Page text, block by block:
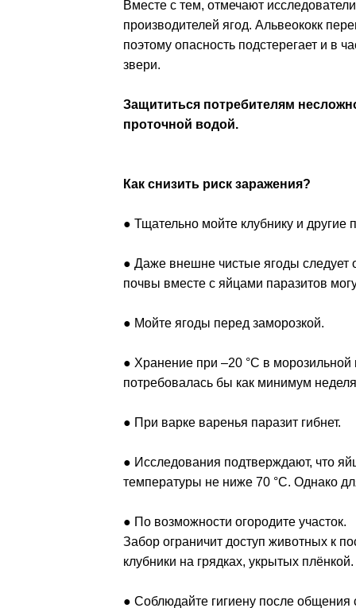
Вместе с тем, отмечают
производителей ягод. Альвеококк
поэтому опасность подстерегает и в
звери.
Защититься потребителям
проточной водой.
Как снизить риск заражения?
● Тщательно мойте клубнику и
● Даже внешне чистые ягоды следует
почвы вместе с яйцами паразитов
● Мойте ягоды перед заморозкой.
● Хранение при –20 °C в морозильной
потребовалась бы как минимум
● При варке варенья паразит гибнет.
● Исследования подтверждают, что
температуры не ниже 70 °C. Однако
● По возможности огородите участок.
Забор ограничит доступ животных к
клубники на грядках, укрытых плёнкой.
● Соблюдайте гигиену после общения